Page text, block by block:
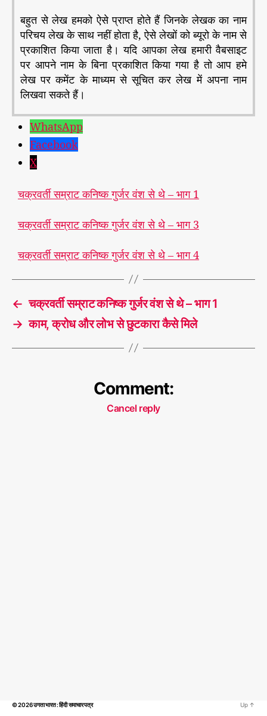
बहुत से लेख हमको ऐसे प्राप्त होते हैं जिनके लेखक का नाम
परिचय लेख के साथ नहीं होता है, ऐसे लेखों को ब्यूरो के नाम से
प्रकाशित किया जाता है। यदि आपका लेख हमारी वैबसाइट
पर आपने नाम के बिना प्रकाशित किया गया है तो आप हमे
लेख पर कमेंट के माध्यम से सूचित कर लेख में अपना नाम
लिखवा सकते हैं।
WhatsApp
Facebook
X
चक्रवर्ती सम्राट कनिष्क गुर्जर वंश से थे – भाग 1
चक्रवर्ती सम्राट कनिष्क गुर्जर वंश से थे – भाग 3
चक्रवर्ती सम्राट कनिष्क गुर्जर वंश से थे – भाग 4
← चक्रवर्ती सम्राट कनिष्क गुर्जर वंश से थे – भाग 1
→ काम, क्रोध और लोभ से छुटकारा कैसे मिले
Comment:
Cancel reply
© 2026उगता भारत : हिंदी समाचार पत्र Up ↑